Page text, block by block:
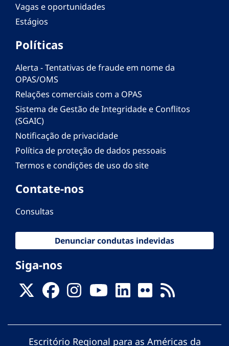
Vagas e oportunidades
Estágios
Políticas
Alerta - Tentativas de fraude em nome da
OPAS/OMS
Relações comerciais com a OPAS
Sistema de Gestão de Integridade e Conflitos
(SGAIC)
Notificação de privacidade
Política de proteção de dados pessoais
Termos e condições de uso do site
Contate-nos
Consultas
Denunciar condutas indevidas
Siga-nos
Escritório Regional para as Américas da